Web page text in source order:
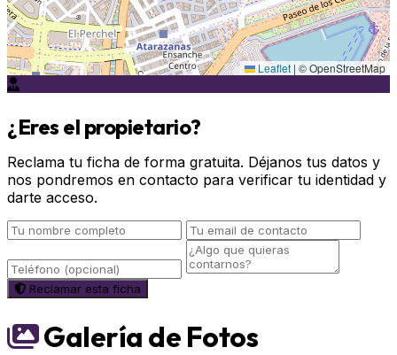
Leaflet | © OpenStreetMap
¿Eres el propietario?
Reclama tu ficha de forma gratuita. Déjanos tus datos y
nos pondremos en contacto para verificar tu identidad y
darte acceso.
Reclamar esta ficha
Galería de Fotos